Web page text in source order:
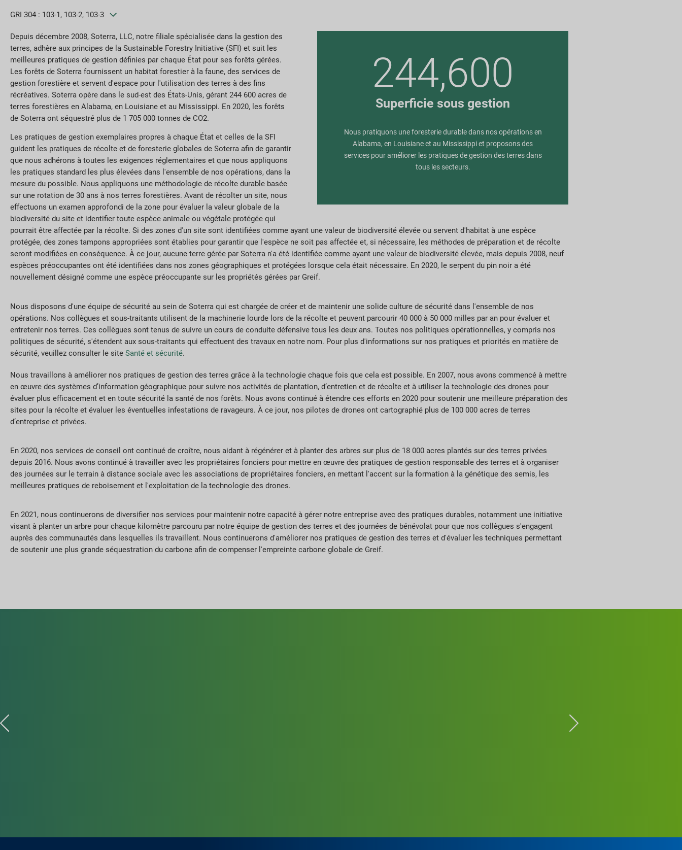
GRI 304 : 103-1, 103-2, 103-3
244,600
Superficie sous gestion
Nous pratiquons une foresterie durable dans nos opérations en
Alabama, en Louisiane et au Mississippi et proposons des
services pour améliorer les pratiques de gestion des terres dans
tous les secteurs.
Depuis décembre 2008, Soterra, LLC, notre filiale spécialisée dans la gestion des
terres, adhère aux principes de la Sustainable Forestry Initiative (SFI) et suit les
meilleures pratiques de gestion définies par chaque État pour ses forêts gérées.
Les forêts de Soterra fournissent un habitat forestier à la faune, des services de
gestion forestière et servent d'espace pour l'utilisation des terres à des fins
récréatives. Soterra opère dans le sud-est des États-Unis, gérant 244 600 acres de
terres forestières en Alabama, en Louisiane et au Mississippi. En 2020, les forêts
de Soterra ont séquestré plus de 1 705 000 tonnes de CO2.
Les pratiques de gestion exemplaires propres à chaque État et celles de la SFI
guident les pratiques de récolte et de foresterie globales de Soterra afin de garantir
que nous adhérons à toutes les exigences réglementaires et que nous appliquons
les pratiques standard les plus élevées dans l'ensemble de nos opérations, dans la
mesure du possible. Nous appliquons une méthodologie de récolte durable basée
sur une rotation de 30 ans à nos terres forestières. Avant de récolter un site, nous
effectuons un examen approfondi de la zone pour évaluer la valeur globale de la
biodiversité du site et identifier toute espèce animale ou végétale protégée qui
pourrait être affectée par la récolte. Si des zones d'un site sont identifiées comme ayant une valeur de biodiversité élevée ou servent d'habitat à une espèce
protégée, des zones tampons appropriées sont établies pour garantir que l'espèce ne soit pas affectée et, si nécessaire, les méthodes de préparation et de récolte
seront modifiées en conséquence. À ce jour, aucune terre gérée par Soterra n'a été identifiée comme ayant une valeur de biodiversité élevée, mais depuis 2008, neuf
espèces préoccupantes ont été identifiées dans nos zones géographiques et protégées lorsque cela était nécessaire. En 2020, le serpent du pin noir a été
nouvellement désigné comme une espèce préoccupante sur les propriétés gérées par Greif.
Nous disposons d'une équipe de sécurité au sein de Soterra qui est chargée de créer et de maintenir une solide culture de sécurité dans l'ensemble de nos
opérations. Nos collègues et sous-traitants utilisent de la machinerie lourde lors de la récolte et peuvent parcourir 40 000 à 50 000 milles par an pour évaluer et
entretenir nos terres. Ces collègues sont tenus de suivre un cours de conduite défensive tous les deux ans. Toutes nos politiques opérationnelles, y compris nos
politiques de sécurité, s'étendent aux sous-traitants qui effectuent des travaux en notre nom. Pour plus d'informations sur nos pratiques et priorités en matière de
sécurité, veuillez consulter le site Santé et sécurité.
Nous travaillons à améliorer nos pratiques de gestion des terres grâce à la technologie chaque fois que cela est possible. En 2007, nous avons commencé à mettre
en œuvre des systèmes d’information géographique pour suivre nos activités de plantation, d’entretien et de récolte et à utiliser la technologie des drones pour
évaluer plus efficacement et en toute sécurité la santé de nos forêts. Nous avons continué à étendre ces efforts en 2020 pour soutenir une meilleure préparation des
sites pour la récolte et évaluer les éventuelles infestations de ravageurs. À ce jour, nos pilotes de drones ont cartographié plus de 100 000 acres de terres
d’entreprise et privées.
En 2020, nos services de conseil ont continué de croître, nous aidant à régénérer et à planter des arbres sur plus de 18 000 acres plantés sur des terres privées
depuis 2016. Nous avons continué à travailler avec les propriétaires fonciers pour mettre en œuvre des pratiques de gestion responsable des terres et à organiser
des journées sur le terrain à distance sociale avec les associations de propriétaires fonciers, en mettant l'accent sur la formation à la génétique des semis, les
meilleures pratiques de reboisement et l'exploitation de la technologie des drones.
En 2021, nous continuerons de diversifier nos services pour maintenir notre capacité à gérer notre entreprise avec des pratiques durables, notamment une initiative
visant à planter un arbre pour chaque kilomètre parcouru par notre équipe de gestion des terres et des journées de bénévolat pour que nos collègues s'engagent
auprès des communautés dans lesquelles ils travaillent. Nous continuerons d'améliorer nos pratiques de gestion des terres et d'évaluer les techniques permettant
de soutenir une plus grande séquestration du carbone afin de compenser l'empreinte carbone globale de Greif.